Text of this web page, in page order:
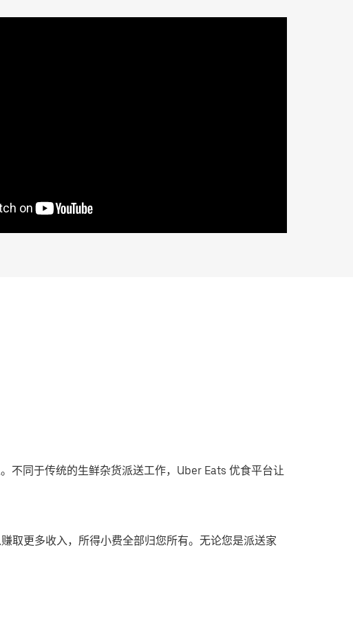
不同于传统的生鲜杂货派送工作，Uber Eats 优食平台让
取更多收入，所得小费全部归您所有。无论您是派送家